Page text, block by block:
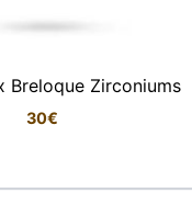
Breloque Zirconiums
30€